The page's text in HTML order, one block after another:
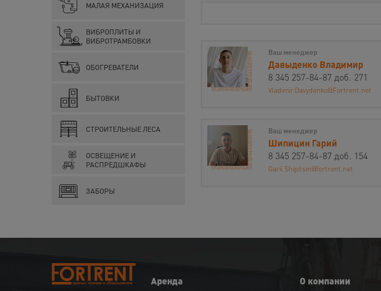
МАЛАЯ МЕХАНИЗАЦИЯ
ВИБРОПЛИТЫ И
ВИБРОТРАМБОВКИ
ОБОГРЕВАТЕЛИ
БЫТОВКИ
СТРОИТЕЛЬНЫЕ ЛЕСА
ОСВЕЩЕНИЕ И
РАСПРЕДШКАФЫ
ЗАБОРЫ
Ваш менеджер
Давыденко Владимир
8 345 257-84-87 доб. 271
Vladimir.Davydenko@Fortrent.net
Ваш менеджер
Шипицин Гарий
8 345 257-84-87 доб. 154
Garii.Shipitsin@fortrent.net
Аренда О компании